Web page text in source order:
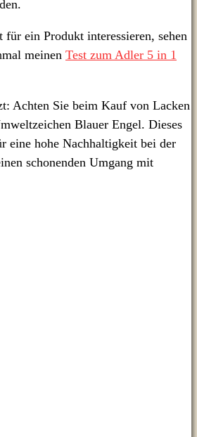
für ein Produkt interessieren, sehen
meinen Test zum Adler 5 in 1
Achten Sie beim Kauf von Lacken
Blauer Engel. Dieses
eine hohe Nachhaltigkeit bei der
schonenden Umgang mit